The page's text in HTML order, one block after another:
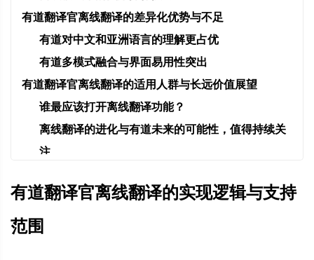
有道翻译官离线翻译的差异化优势与不足
有道对中文和亚洲语言的理解更占优
有道多模式融合与界面易用性突出
有道翻译官离线翻译的适用人群与长远价值展望
谁最应该打开离线翻译功能？
离线翻译的进化与有道未来的可能性，值得持续关
注
下载一个有道离线语言包会占用多少手机存储空间？
没网的时候还能用有道语音翻译和拍照翻译吗？
有道翻译官离线翻译的实现逻辑与支持
范围